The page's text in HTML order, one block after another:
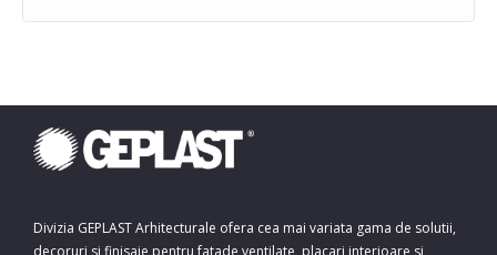
Divizia GEPLAST Arhitecturale ofera cea mai variata gama de solutii,
decoruri si finisaje pentru fatade ventilate, placari interioare si